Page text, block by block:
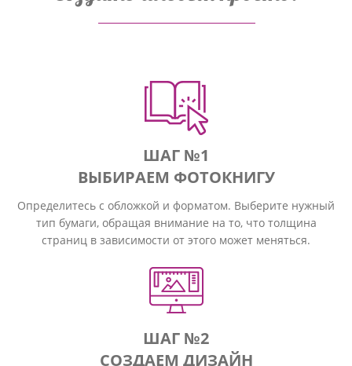
ШАГ №1
ВЫБИРАЕМ ФОТОКНИГУ
Определитесь с обложкой и форматом. Выберите нужный
тип бумаги, обращая внимание на то, что толщина
страниц в зависимости от этого может меняться.
ШАГ №2
СОЗДАЕМ ДИЗАЙН